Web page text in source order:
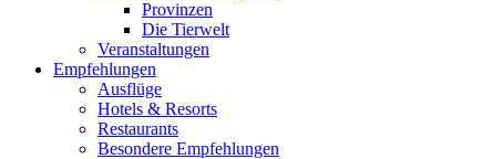
Provinzen
Die Tierwelt
Veranstaltungen
Empfehlungen
Ausflüge
Hotels & Resorts
Restaurants
Besondere Empfehlungen